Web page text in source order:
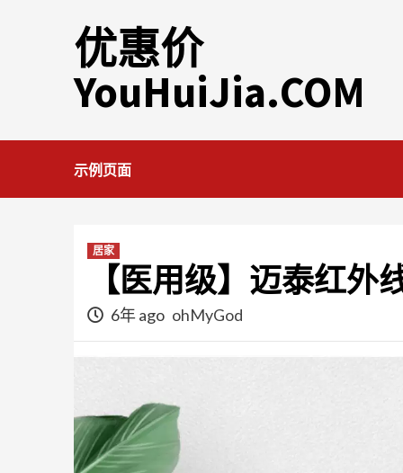
优惠价
YouHuiJia.COM
示例页面
居家
【医用级】迈泰红外
6年 ago ohMyGod